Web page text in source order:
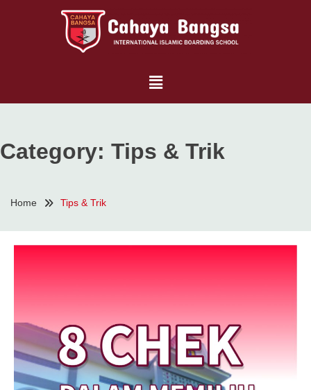
Category: Tips & Trik
Home Tips & Trik